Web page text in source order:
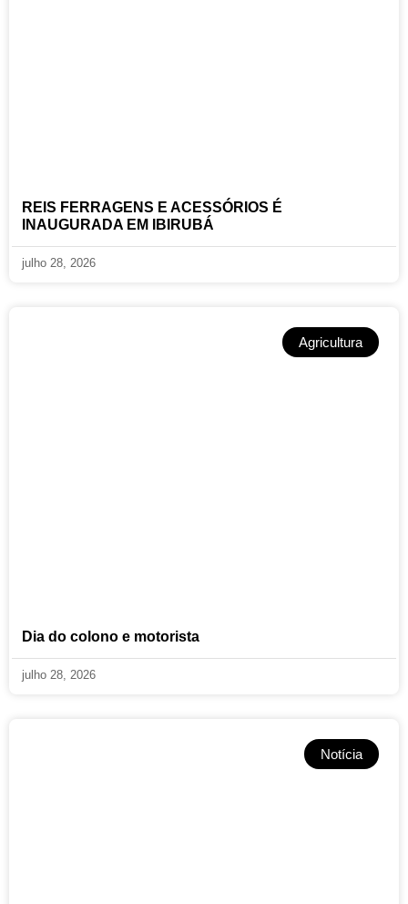
REIS FERRAGENS E ACESSÓRIOS É
INAUGURADA EM IBIRUBÁ
julho 28, 2026
Agricultura
Dia do colono e motorista
julho 28, 2026
Notícia